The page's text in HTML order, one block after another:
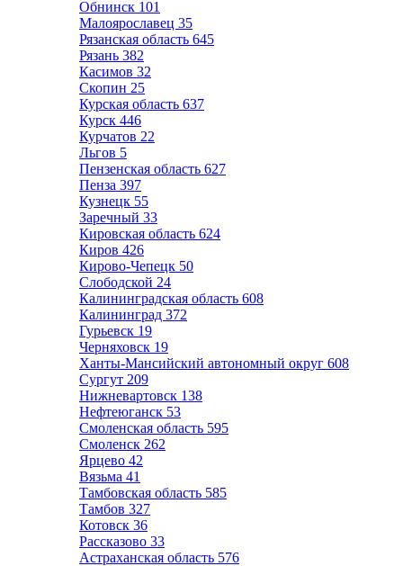
Обнинск 101
Малоярославец 35
Рязанская область 645
Рязань 382
Касимов 32
Скопин 25
Курская область 637
Курск 446
Курчатов 22
Льгов 5
Пензенская область 627
Пенза 397
Кузнецк 55
Заречный 33
Кировская область 624
Киров 426
Кирово-Чепецк 50
Слободской 24
Калининградская область 608
Калининград 372
Гурьевск 19
Черняховск 19
Ханты-Мансийский автономный округ 608
Сургут 209
Нижневартовск 138
Нефтеюганск 53
Смоленская область 595
Смоленск 262
Ярцево 42
Вязьма 41
Тамбовская область 585
Тамбов 327
Котовск 36
Рассказово 33
Астраханская область 576